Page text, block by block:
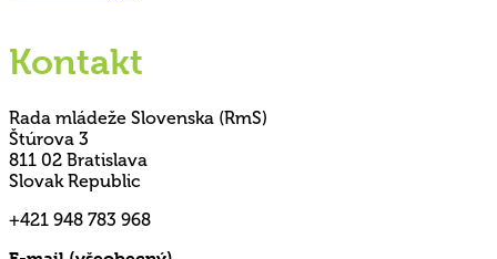
Kontakt
Rada mládeže Slovenska (RmS)
Štúrova 3
811 02 Bratislava
Slovak Republic
+421 948 783 968